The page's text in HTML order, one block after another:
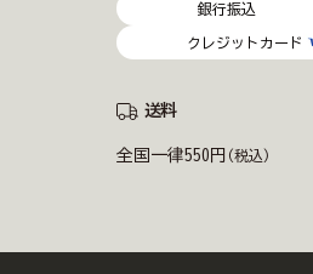
銀行振込
クレジットカード
送料
全国一律550円 (税込)